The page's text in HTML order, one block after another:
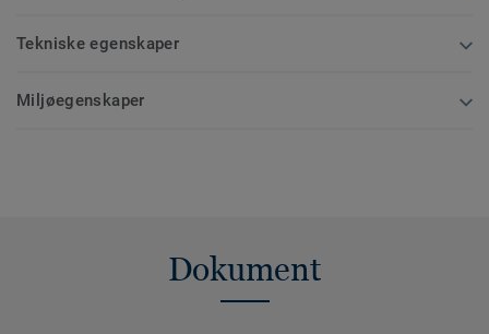
Tekniske egenskaper
Miljøegenskaper
Dokument